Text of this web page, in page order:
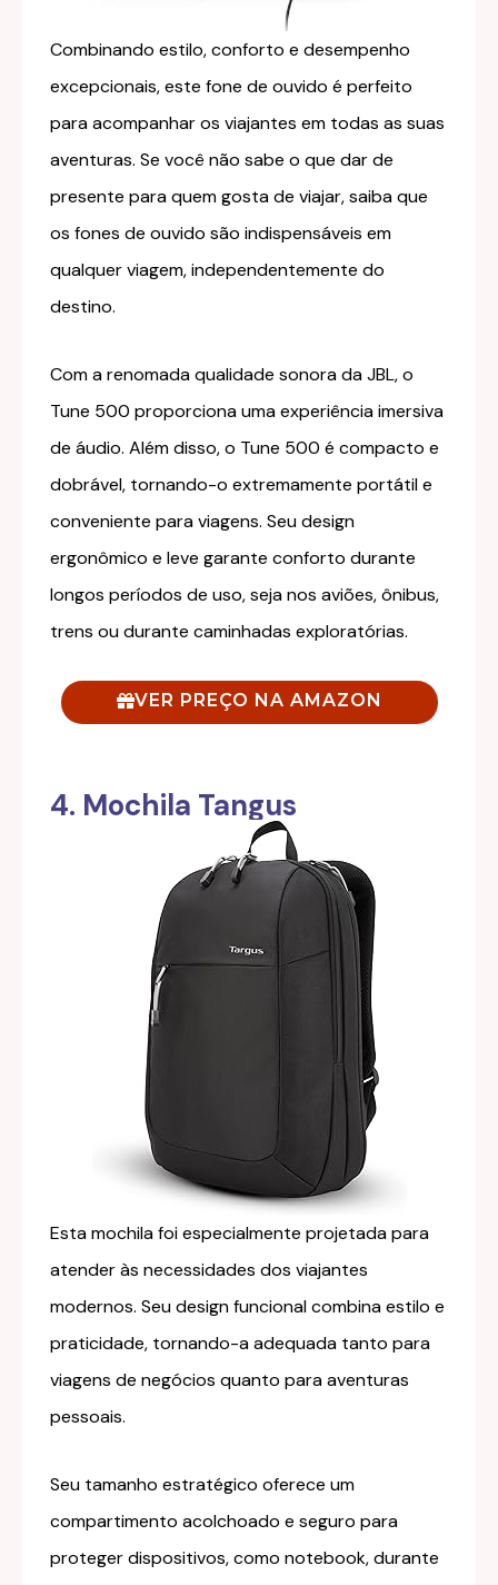
Combinando estilo, conforto e desempenho
excepcionais, este fone de ouvido é perfeito
para acompanhar os viajantes em todas as suas
aventuras. Se você não sabe o que dar de
presente para quem gosta de viajar, saiba que
os fones de ouvido são indispensáveis em
qualquer viagem, independentemente do
destino.
Com a renomada qualidade sonora da JBL, o
Tune 500 proporciona uma experiência imersiva
de áudio. Além disso, o Tune 500 é compacto e
dobrável, tornando-o extremamente portátil e
conveniente para viagens. Seu design
ergonômico e leve garante conforto durante
longos períodos de uso, seja nos aviões, ônibus,
trens ou durante caminhadas exploratórias.
VER PREÇO NA AMAZON
4. Mochila Tangus
Esta mochila foi especialmente projetada para
atender às necessidades dos viajantes
modernos. Seu design funcional combina estilo e
praticidade, tornando-a adequada tanto para
viagens de negócios quanto para aventuras
pessoais.
Seu tamanho estratégico oferece um
compartimento acolchoado e seguro para
proteger dispositivos, como notebook, durante